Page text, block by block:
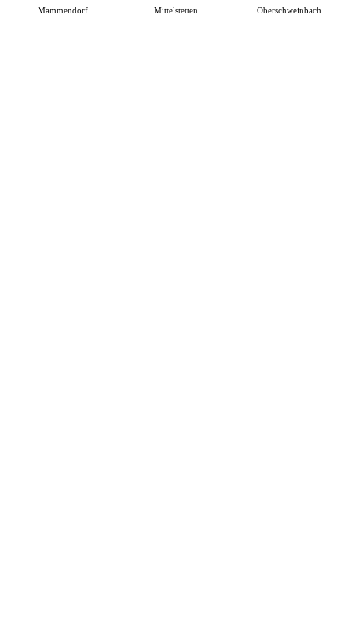
Mammendorf Mittelstetten Oberschweinbach